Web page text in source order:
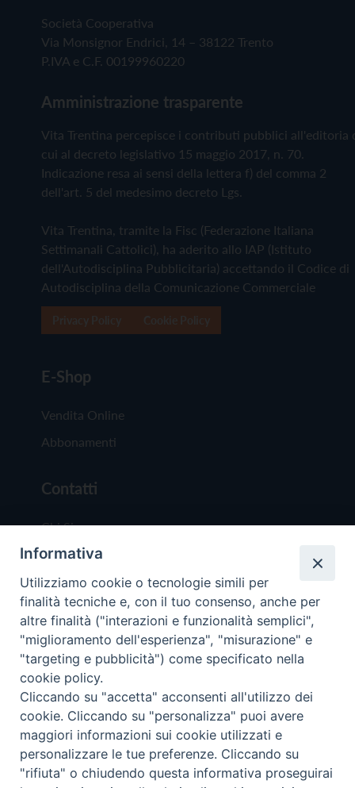
Società Cooperativa
Via Monsignor Endrici, 14 – 38122 Trento
P.IVA e C.F. 00199960220
Amministrazione trasparente
Vita Trentina percepisce i contributi pubblici all'editoria
cui al decreto legislativo 15 maggio 2017, n. 70.
Indicazione resa ai sensi della lettera f) del comma 2
dell'art. 5 del medesimo decreto Lgs.
Vita Trentina, tramite la Fisc (Federazione Italiana
Settimanali Cattolici), ha aderito allo IAP (Istituto
dell'Autodisciplina Pubblicitaria) accettando il Codice di
Autodisciplina della Comunicazione Commerciale
E-Shop
Vendita Online
Abbonamenti
Contatti
Chi Siamo
Redazione
Scrivici
Copyright © 2019 - Tutti i diritti riservati - Vita
Trentina Editrice
Privacy Policy
Torna
Informativa
Utilizziamo cookie o tecnologie simili per
finalità tecniche e, con il tuo consenso, anche per
altre finalità ("interazioni e funzionalità semplici",
"miglioramento dell'esperienza", "misurazione" e
"targeting e pubblicità") come specificato nella
cookie policy.
Cliccando su "accetta" acconsenti all'utilizzo dei
cookie. Cliccando su "personalizza" puoi avere
maggiori informazioni sui cookie utilizzati e
personalizzare le tue preferenze. Cliccando su
"rifiuta" o chiudendo questa informativa proseguirai